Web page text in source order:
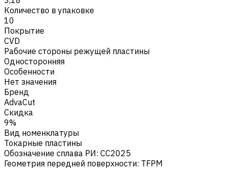
Количество в упаковке
10
Покрытие
CVD
Рабочие стороны режущей пластины
Односторонняя
Особенности
Нет значения
Бренд
AdvaCut
Скидка
9%
Вид номенклатуры
Токарные пластины
Обозначение сплава РИ: CC2025
Геометрия передней поверхности: TFPM